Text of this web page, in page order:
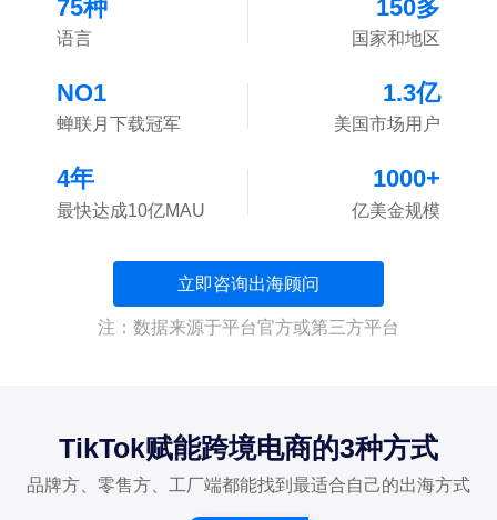
75种
语言
150多
国家和地区
NO1
蝉联月下载冠军
1.3亿
美国市场用户
4年
最快达成10亿MAU
1000+
亿美金规模
立即咨询出海顾问
注：数据来源于平台官方或第三方平台
TikTok赋能跨境电商的3种方式
品牌方、零售方、工厂端都能找到最适合自己的出海方式